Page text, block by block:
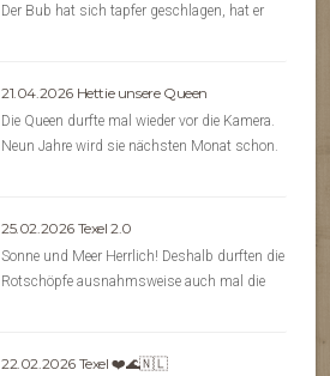
Der Bub hat sich tapfer geschlagen, hat er
21.04.2026 Hettie unsere Queen
Die Queen durfte mal wieder vor die Kamera.
Neun Jahre wird sie nächsten Monat schon.
25.02.2026 Texel 2.0
Sonne und Meer Herrlich! Deshalb durften die
Rotschöpfe ausnahmsweise auch mal die
22.02.2026 Texel ❤️🌊🇳🇱